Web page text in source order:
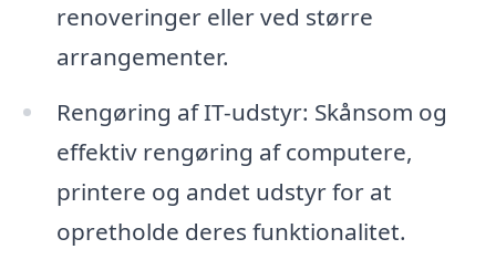
renoveringer eller ved større
arrangementer.
Rengøring af IT-udstyr: Skånsom og
effektiv rengøring af computere,
printere og andet udstyr for at
opretholde deres funktionalitet.